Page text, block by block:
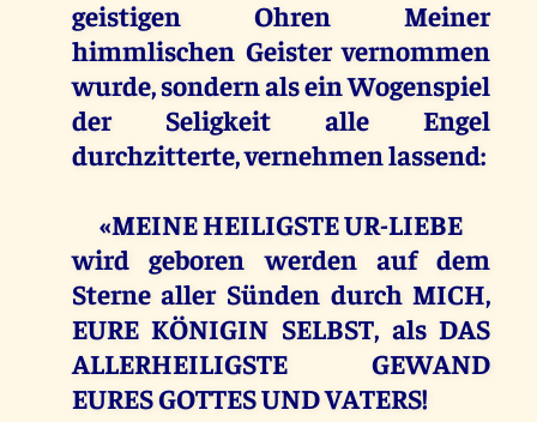
geistigen Ohren Meiner
himmlischen Geister vernommen
wurde, sondern als ein Wogenspiel
der Seligkeit alle Engel
durchzitterte, vernehmen lassend:
«MEINE HEILIGSTE UR-LIEBE
wird geboren werden auf dem
Sterne aller Sünden durch MICH,
EURE KÖNIGIN SELBST, als DAS
ALLERHEILIGSTE GEWAND
EURES GOTTES UND VATERS!